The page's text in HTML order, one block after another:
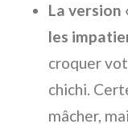
La version
les
croquer
chichi.
mâcher,